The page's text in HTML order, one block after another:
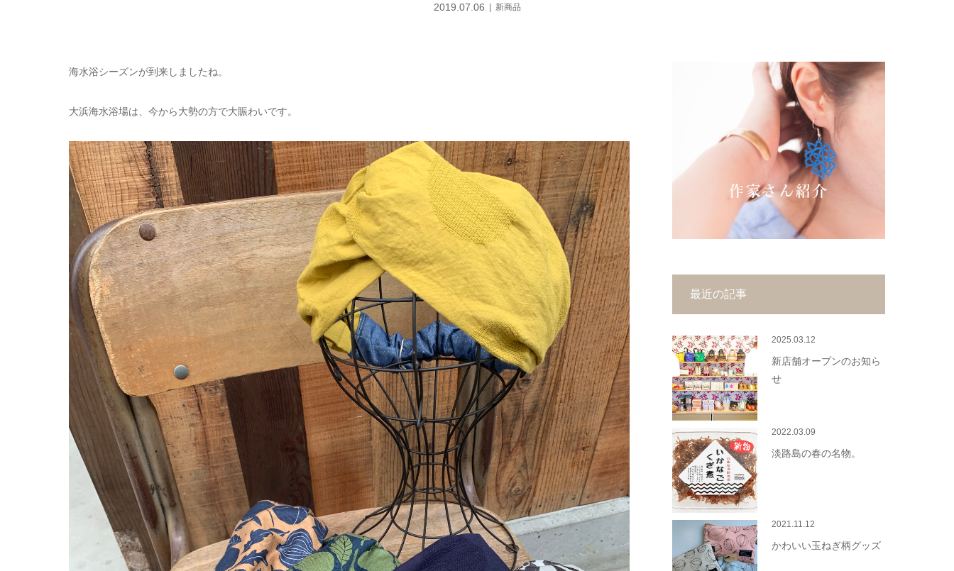
2019.07.06 新商品
海水浴シーズンが到来しましたね。
大浜海水浴場は、今から大勢の方で大賑わいです。
最近の記事
2025.03.12
新店舗オープンのお知ら
せ
2022.03.09
淡路島の春の名物。
2021.11.12
かわいい玉ねぎ柄グッズ